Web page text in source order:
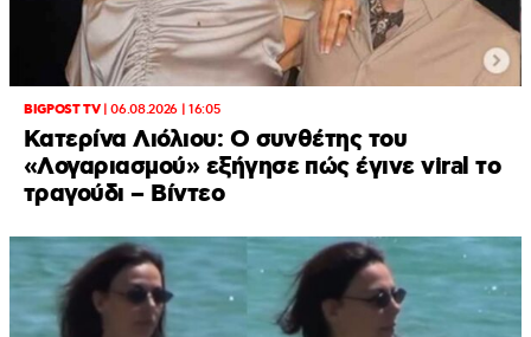
BIGPOST TV|06.08.2026 | 16:05
Κατερίνα Λιόλιου: Ο συνθέτης του
«Λογαριασμού» εξήγησε πώς έγινε viral το
τραγούδι – Βίντεο